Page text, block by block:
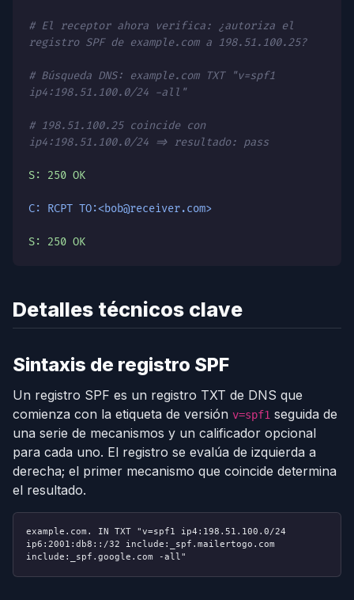
# El receptor ahora verifica: ¿autoriza el
registro SPF de example.com a 198.51.100.25?
# Búsqueda DNS: example.com TXT "v=spf1
ip4:198.51.100.0/24 -all"
# 198.51.100.25 coincide con
ip4:198.51.100.0/24 => resultado: pass
S: 250 OK
C: RCPT TO:<bob@receiver.com>
S: 250 OK
Detalles técnicos clave
Sintaxis de registro SPF
Un registro SPF es un registro TXT de DNS que
comienza con la etiqueta de versión v=spf1 seguida de
una serie de mecanismos y un calificador opcional
para cada uno. El registro se evalúa de izquierda a
derecha; el primer mecanismo que coincide determina
el resultado.
example.com. IN TXT "v=spf1 ip4:198.51.100.0/24
ip6:2001:db8::/32 include:_spf.mailertogo.com
include:_spf.google.com -all"